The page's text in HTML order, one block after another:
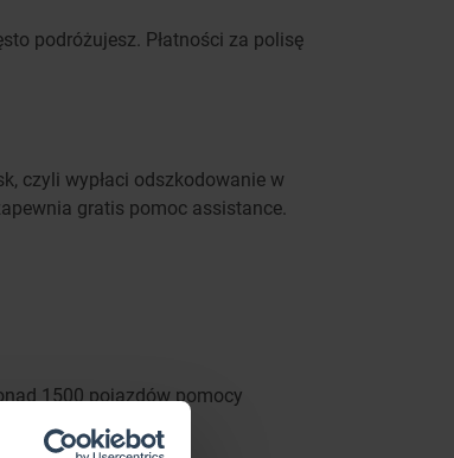
podróżujesz. Płatności za polisę
czyli wypłaci odszkodowanie w
gratis pomoc assistance.
1500 pojazdów pomocy